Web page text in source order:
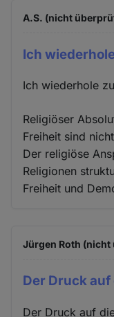
A.S. (nicht
Ich
Ich wiederhole
Religiöser
Freiheit sind
Der religiöse
Religionen
Freiheit und
Jürgen Roth
Der Druck
Der Druck auf